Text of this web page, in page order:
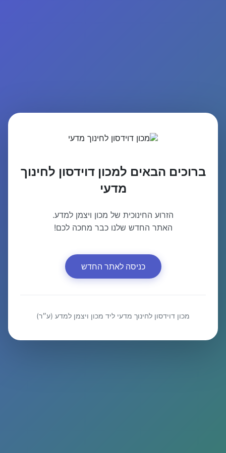
ברוכים הבאים למכון דוידסון לחינוך
מדעי
הזרוע החינוכית של מכון ויצמן למדע.
האתר החדש שלנו כבר מחכה לכם!
כניסה לאתר החדש
מכון דוידסון לחינוך מדעי ליד מכון ויצמן למדע (ע״ר)